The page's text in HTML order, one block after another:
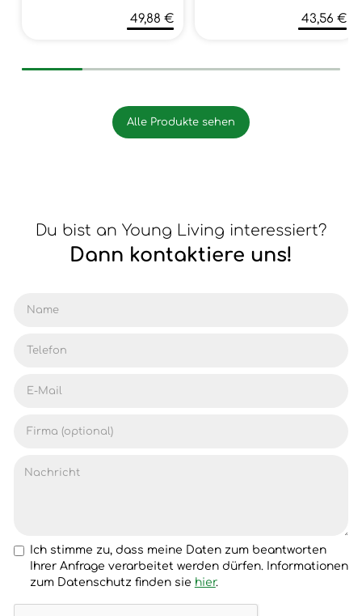
49,88 € 43,56 €
Alle Produkte sehen
Du bist an Young Living interessiert?
Dann kontaktiere uns!
Ich stimme zu, dass meine Daten zum beantworten
Ihrer Anfrage verarbeitet werden dürfen. Informationen
zum Datenschutz finden sie hier.